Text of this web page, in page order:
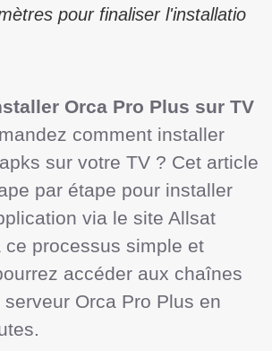
pour finaliser l'installatio
Orca Pro Plus sur TV
comment installer
sur votre TV ? Cet article
par étape pour installer
via le site Allsat
ce processus simple et
accéder aux chaînes
Orca Pro Plus en